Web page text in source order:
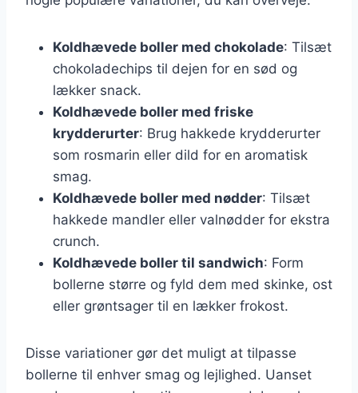
Koldhævede boller med chokolade: Tilsæt
chokoladechips til dejen for en sød og
lækker snack.
Koldhævede boller med friske
krydderurter: Brug hakkede krydderurter
som rosmarin eller dild for en aromatisk
smag.
Koldhævede boller med nødder: Tilsæt
hakkede mandler eller valnødder for ekstra
crunch.
Koldhævede boller til sandwich: Form
bollerne større og fyld dem med skinke, ost
eller grøntsager til en lækker frokost.
Disse variationer gør det muligt at tilpasse
bollerne til enhver smag og lejlighed. Uanset